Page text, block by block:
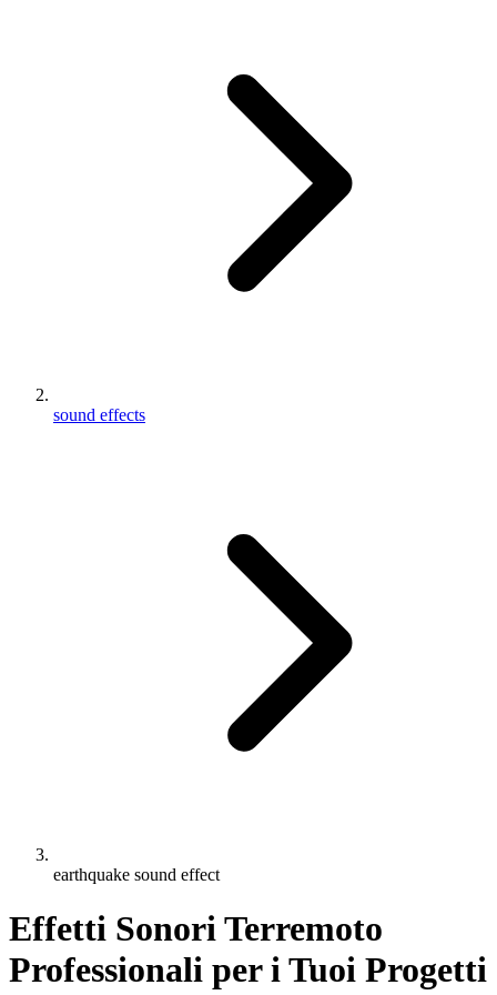
sound effects
earthquake sound effect
Effetti Sonori Terremoto
Professionali per i Tuoi Progetti